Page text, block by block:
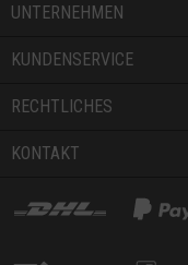
UNTERNEHMEN
KUNDENSERVICE
RECHTLICHES
KONTAKT